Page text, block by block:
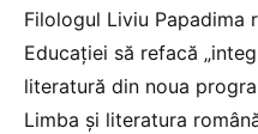
Filologul Liviu Papadima
Educației să refacă
literatură din noua
Limba și literatura